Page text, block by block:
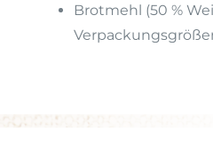
Brotmehl (50 %